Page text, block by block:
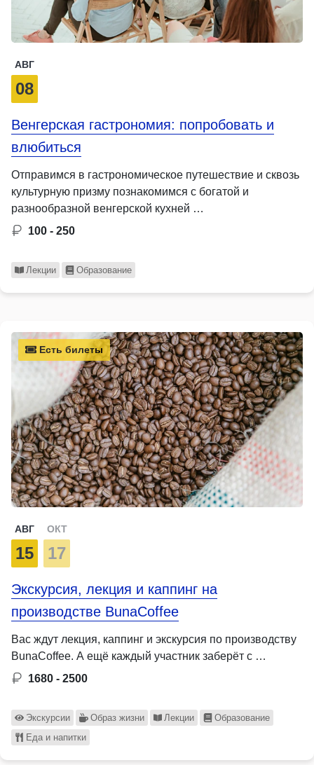
АВГ
08
Венгерская гастрономия: попробовать и
влюбиться
Отправимся в гастрономическое путешествие и сквозь
культурную призму познакомимся с богатой и
разнообразной венгерской кухней …
100 - 250
Лекции Образование
Есть билеты
АВГ
15
ОКТ
17
Экскурсия, лекция и каппинг на
производстве BunaCoffee
Вас ждут лекция, каппинг и экскурсия по производству
BunaCoffee. А ещё каждый участник заберёт с …
1680 - 2500
Экскурсии Образ жизни Лекции
Образование
Еда и напитки